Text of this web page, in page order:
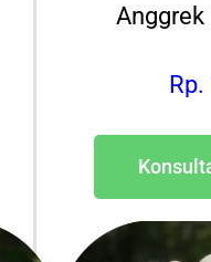
Anggrek
Rp.